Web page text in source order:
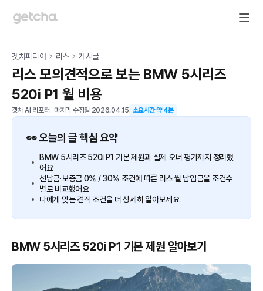
겟차피디아 리스 게시글
리스 모의견적으로 보는 BMW 5시리즈
520i P1 월 비용
겟차 AI 리포터 마지막 수정일 2026.04.15 소요시간 약4분
👀 오늘의 글 핵심 요약
BMW 5시리즈 520i P1 기본 제원과 실제 오너 평가까지 정리했
어요
선납금·보증금 0% / 30% 조건에 따른 리스 월 납입금을 조건수
별로 비교했어요
나에게 맞는 견적 조건을 더 상세히 알아보세요
BMW 5시리즈 520i P1 기본 제원 알아보기